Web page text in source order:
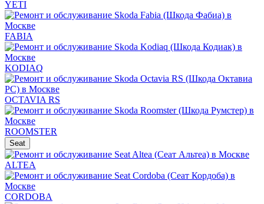
YETI
FABIA
KODIAQ
OCTAVIA RS
ROOMSTER
Seat
ALTEA
CORDOBA